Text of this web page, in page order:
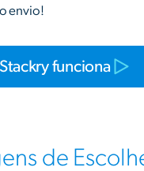
envio!
funciona
de